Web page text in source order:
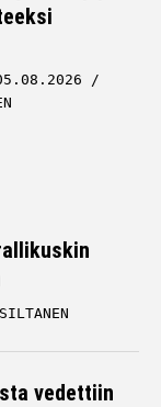
vedettiin